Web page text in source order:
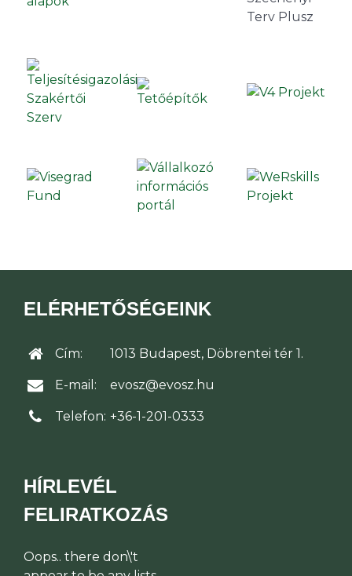
ELÉRHETŐSÉGEINK
Cím: 1013 Budapest, Döbrentei tér 1.
E-mail: evosz@evosz.hu
Telefon: +36-1-201-0333
HÍRLEVÉL
FELIRATKOZÁS
Oops.. there don\'t